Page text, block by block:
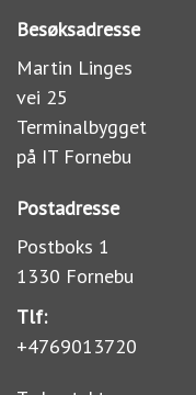
Besøksadresse
Martin Linges
vei 25
Terminalbygget
på IT Fornebu
Postadresse
Postboks 1
1330 Fornebu
Tlf:
+4769013720